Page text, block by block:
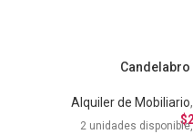
Candelabro
Alquiler de Mobiliario,
$
2 unidades